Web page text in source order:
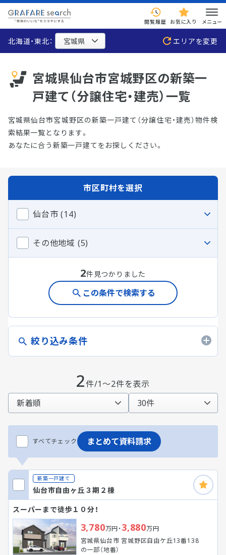
閲覧履歴 お気に入り メニュー
北海道・東北： エリアを変更
宮城県仙台市宮城野区の新築一
戸建て（分譲住宅・建売）一覧
宮城県仙台市宮城野区の新築一戸建て（分譲住宅・建売）物件検
索結果一覧となります。
あなたに合う新築一戸建てをお探しください。
2件/1～2件を表示
すべてチェック まとめて資料請求
新築一戸建て
仙台市自由ヶ丘３期２棟
スーパーまで徒歩１０分！
3,780万円・3,880万円
宮城県仙台市 宮城野区自由ケ丘13番138
の一部（地番）
市区町村を選択
仙台市 (14)
その他地域 (5)
2件見つかりました
この条件で検索する
絞り込み条件